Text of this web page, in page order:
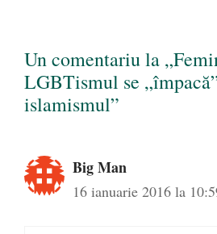
Un comentariu la
LGBTismul se
islamismul”
Big Man
16 ianuarie 2016 la